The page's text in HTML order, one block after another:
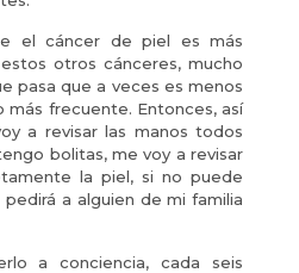
el cáncer de piel es más
otros cánceres, mucho
pasa que a veces es menos
más frecuente. Entonces, así
a revisar las manos todos
bolitas, me voy a revisar
la piel, si no puede
a alguien de mi familia
a conciencia, cada seis